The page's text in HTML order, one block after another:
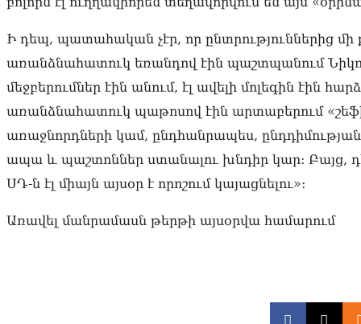
Ի դեպ, պատահական չէր, որ ընտրություններից
առանձնահատուկ եռանդով էին պաշտպանում Նիկոլ
մեջբերումներ էին անում, էլ ավելի մոլեգին էին
առանձնահատուկ պաթոսով էին արտաբերում
առաջնորդների կամ, ընդհանրապես,
ապա և պաշտոններ ստանալու խնդիր կար: Բայց,
ՍԴ-ն էլ միայն այսօր է որոշում կայացնելու»։
Առավել մանրամասն թերթի այսօրվա համարում